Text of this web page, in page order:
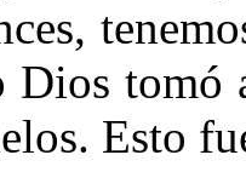
Dios tomó
Esto